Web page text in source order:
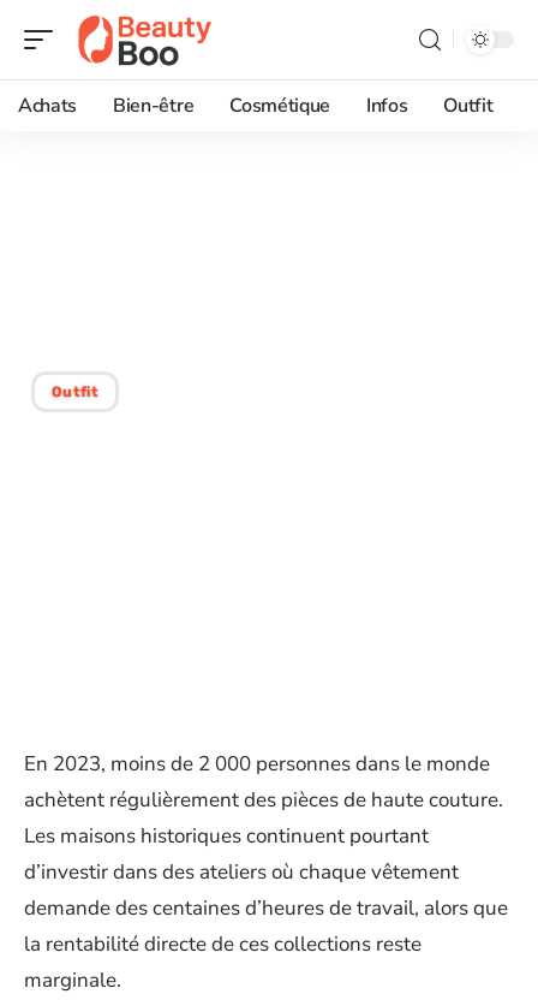
Achats Bien-être Cosmétique Infos Outfit
Outfit
En 2023, moins de 2 000 personnes dans le monde
achètent régulièrement des pièces de haute couture.
Les maisons historiques continuent pourtant
d’investir dans des ateliers où chaque vêtement
demande des centaines d’heures de travail, alors que
la rentabilité directe de ces collections reste
marginale.